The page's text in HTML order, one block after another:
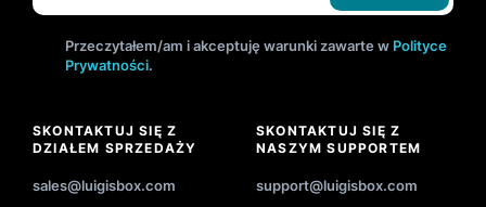
Przeczytałem/am i akceptuję warunki zawarte w Polityce
Prywatności.
SKONTAKTUJ SIĘ Z
DZIAŁEM SPRZEDAŻY
sales@luigisbox.com
SKONTAKTUJ SIĘ Z
NASZYM SUPPORTEM
support@luigisbox.com